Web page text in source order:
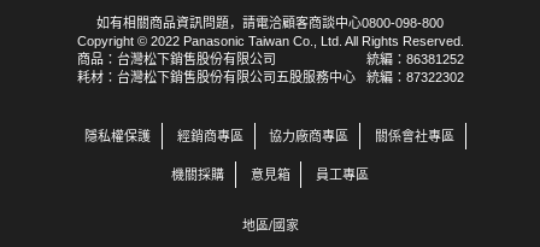
如有相關商品資訊問題，請電洽顧客商談中心0800-098-800
Copyright © 2022 Panasonic Taiwan Co., Ltd. All Rights Reserved.
商品：台灣松下銷售股份有限公司
耗材：台灣松下銷售股份有限公司五股服務中心
統編：86381252
統編：87322302
隱私權保護 經銷商專區 協力廠商專區 關係會社專區
機關採購 意見箱 員工專區
地區/國家